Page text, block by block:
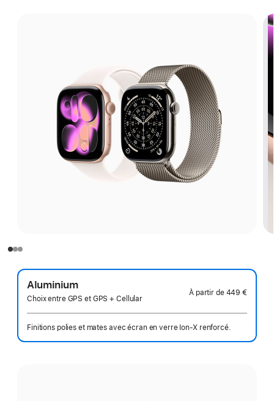
Aluminium
Choix entre GPS et GPS + Cellular
À partir de 449 €
Finitions polies et mates avec écran en verre Ion‑X renforcé.